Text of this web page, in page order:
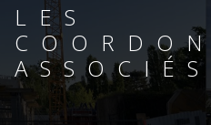
LES
ASSOCIÉS